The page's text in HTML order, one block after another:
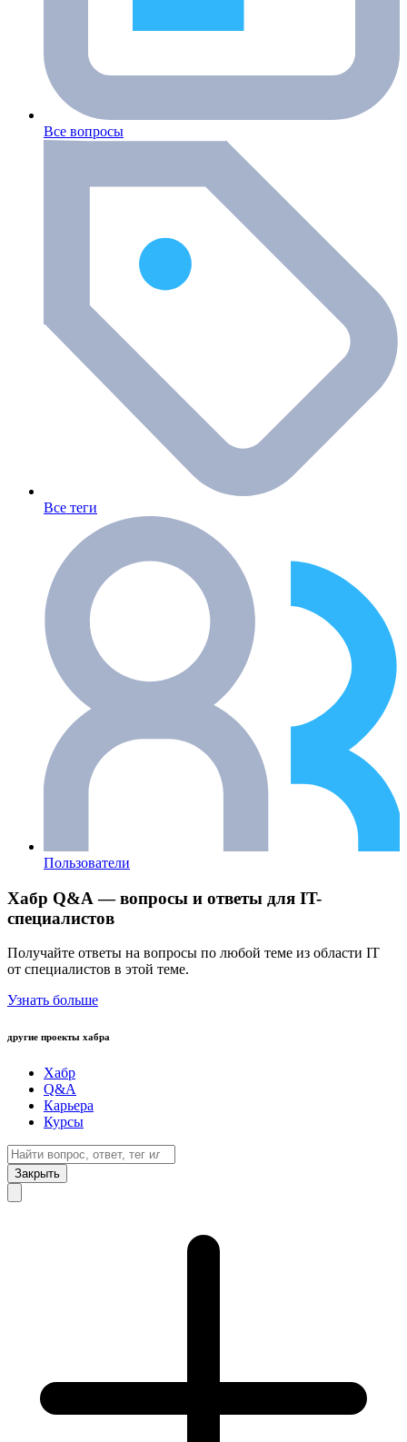
Все вопросы
Все теги
Пользователи
Хабр Q&A — вопросы и ответы для IT-
специалистов
Получайте ответы на вопросы по любой теме из области IT
от специалистов в этой теме.
Узнать больше
другие проекты хабра
Хабр
Q&A
Карьера
Курсы
Закрыть